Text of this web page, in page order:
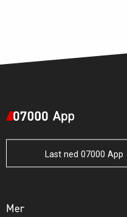
Last ned 07000 App
Mer